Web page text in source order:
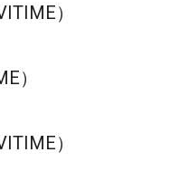
）
）
）